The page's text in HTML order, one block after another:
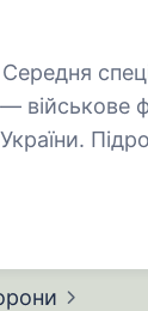
— військове